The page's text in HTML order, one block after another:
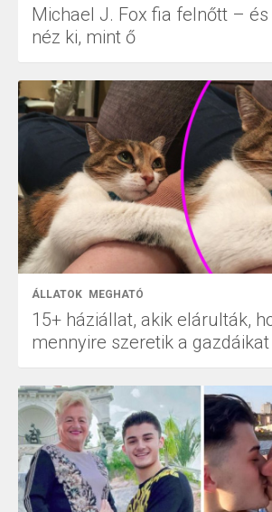
Michael J. Fox fia felnőtt –
néz ki, mint ő
ÁLLATOK MEGHATÓ
15+ háziállat, akik elárulták,
mennyire szeretik a gazdáikat